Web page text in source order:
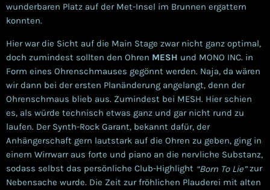
wunderbaren Platz auf der Met-Insel im Brunnen ergattern
konnten.
Hier war die Sicht auf die Main Stage zwar nicht ganz optimal,
doch zumindest sollten den Ohren MESH und MONO INC. in
Form eines Ohrenschmauses gegönnt werden. Naja, da wären
wir dann bei der ersten Planänderung angelangt, denn der
Ohrenschmaus blieb aus. Zumindest bei MESH. Hier schien
es, als würde technisch etwas ganz und gar nicht rund zu
laufen. Der Synth-Rock Garant, bekannt dafür, der
Anhängerschaft gern lautstark auf die Ohren zu geben, ging in
einem Wirrwarr aus forte und piano an die nervliche Substanz,
sodass selbst das persönliche Club-Highlight “Born To Lie”zur
Nebensache wurde. Die Zeit zur fröhlichen Plauderei mit alten